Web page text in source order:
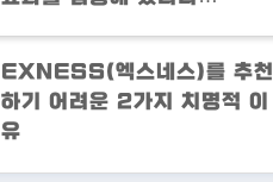
EXNESS(엑스네스)를 추천
하기 어려운 2가지 치명적 이
유